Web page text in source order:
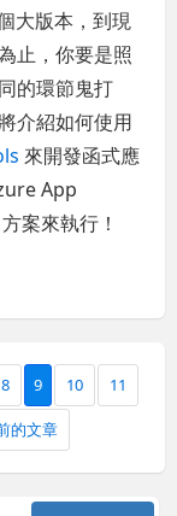
大版本，到現
止，你要是照
的環節鬼打
介紹如何使用
來開發函式應
App
案來執行！
8 9 10 11
的文章